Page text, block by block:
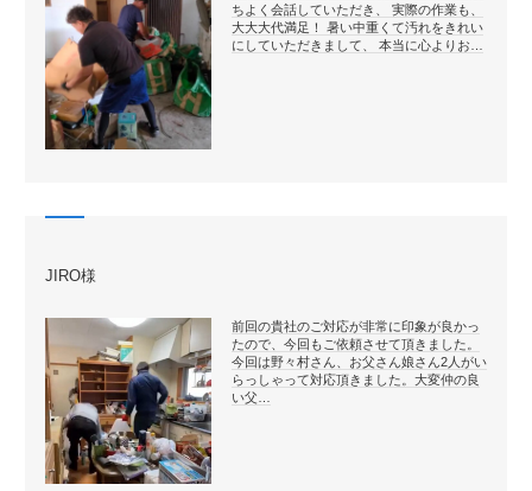
ちよく会話していただき、 実際の作業も、
大大大代満足！ 暑い中重くて汚れをきれい
にしていただきまして、 本当に心よりお…
JIRO様
前回の貴社のご対応が非常に印象が良かっ
たので、今回もご依頼させて頂きました。
今回は野々村さん、お父さん娘さん2人がい
らっしゃって対応頂きました。大変仲の良
い父…